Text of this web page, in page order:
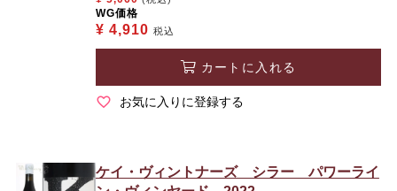
WG価格
¥ 4,910 税込
カートに入れる
お気に入りに登録する
ケイ・ヴィントナーズ シラー パワーライ